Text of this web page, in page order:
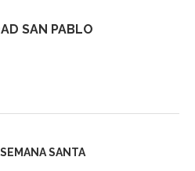
SAN PABLO
SANTA